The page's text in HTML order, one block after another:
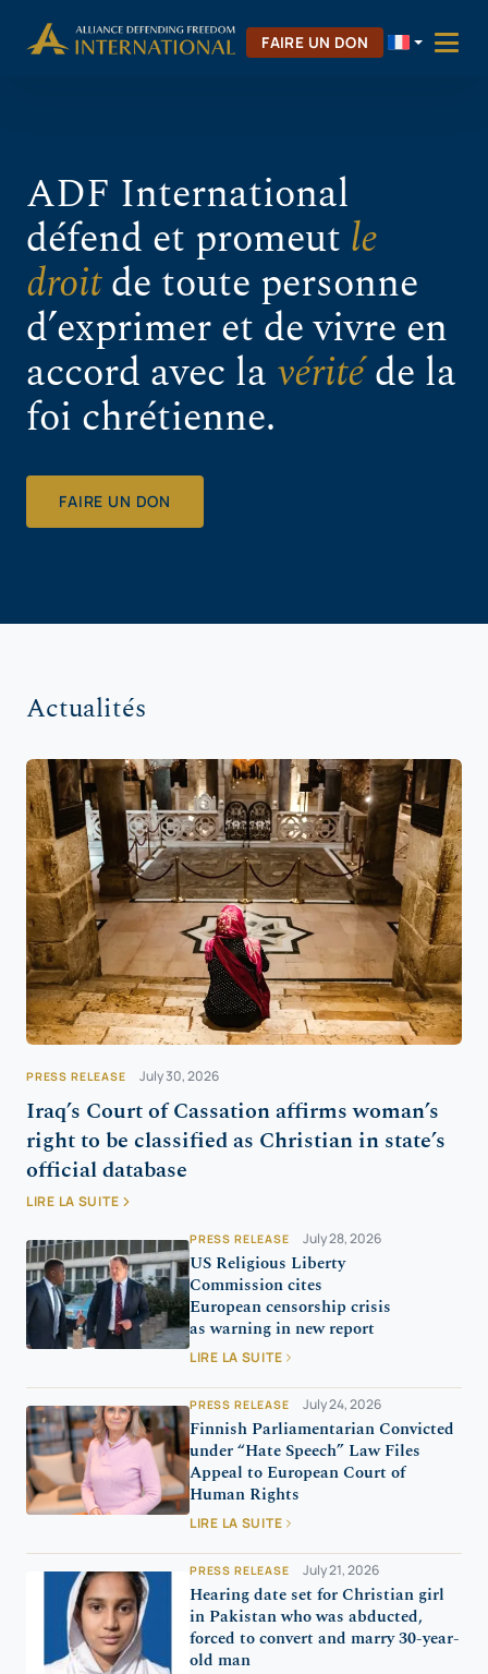
FAIRE UN DON
ADF International
défend et promeut le
droitde toute personne
d’exprimer et de vivre en
accord avec la véritéde la
foi chrétienne.
FAIRE UN DON
Actualités
PRESS RELEASE July 30, 2026
Iraq’s Court of Cassation affirms woman’s
right to be classified as Christian in state’s
official database
LIRE LA SUITE
PRESS RELEASE July 28, 2026
US Religious Liberty
Commission cites
European censorship crisis
as warning in new report
LIRE LA SUITE
PRESS RELEASE July 24, 2026
Finnish Parliamentarian Convicted
under “Hate Speech” Law Files
Appeal to European Court of
Human Rights
LIRE LA SUITE
PRESS RELEASE July 21, 2026
Hearing date set for Christian girl
in Pakistan who was abducted,
forced to convert and marry 30-year-
old man